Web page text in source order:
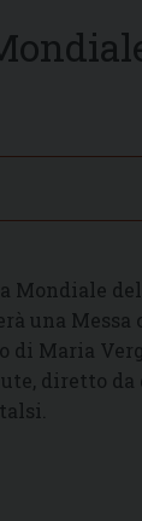
Mondiale
una Messa
di Maria
diretto